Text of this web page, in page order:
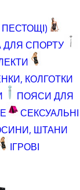
ДЛЯ СПОРТУ
КОЛГОТКИ
ПОЯСИ ДЛЯ
СЕКСУАЛЬНІ
ШТАНИ
ІГРОВІ